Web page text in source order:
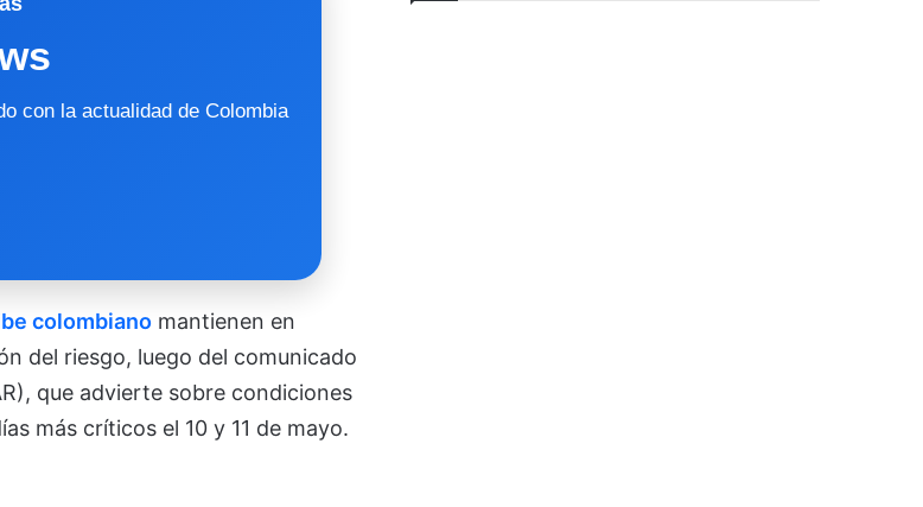
con la actualidad de Colombia
colombiano mantienen en
del riesgo, luego del comunicado
que advierte sobre condiciones
más críticos el 10 y 11 de mayo.